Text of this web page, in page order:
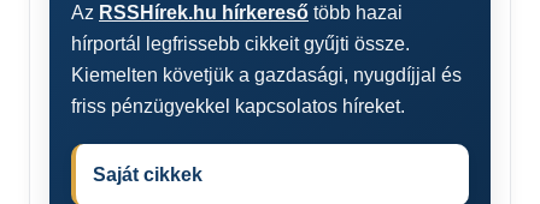
Az RSSHírek.hu hírkereső több hazai
hírportál legfrissebb cikkeit gyűjti össze.
Kiemelten követjük a gazdasági, nyugdíjjal és
friss pénzügyekkel kapcsolatos híreket.
Saját cikkek